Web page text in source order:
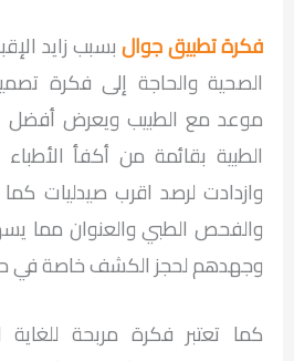
فكرة تطبيق جوالبسبب زايد
الصحية والحاجة إلى فكرة
موعد مع الطبيب ويعرض أفضل
الطبية بقائمة من أكفأ
وازدادت لرصد اقرب صيدليات
والفحص الطبي والعنوان مما
وجهدهم لحجز الكشف خاصة في
كما تعتبر فكرة مربحة